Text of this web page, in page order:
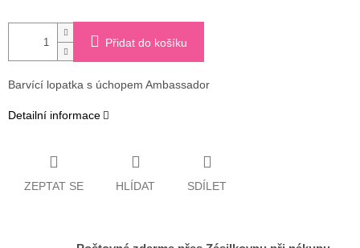
Přidat do košíku
Barvící lopatka s úchopem Ambassador
Detailní informace
ZEPTAT SE HLÍDAT SDÍLET